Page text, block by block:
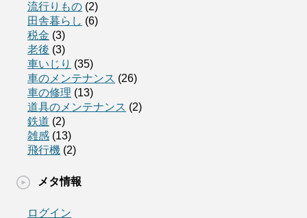
流行りもの (2)
田舎暮らし (6)
税金 (3)
老後 (3)
車いじり (35)
車のメンテナンス (26)
車の修理 (13)
道具のメンテナンス (2)
鉄道 (2)
雑感 (13)
飛行機 (2)
メタ情報
ログイン